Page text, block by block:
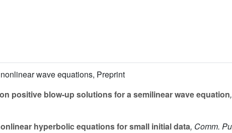
wave equations, Preprint
positive blow-up solutions for a semilinear wave equation
hyperbolic equations for small initial data, Comm.